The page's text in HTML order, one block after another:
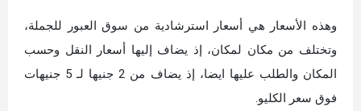
وهذه الأسعار هي أسعار استرشادية من سوق العبور للجملة،
وتختلف من مكان لمكان، إذ يضاف إليها أسعار النقل وحسب
المكان والطلب عليها ايضا، إذ يضاف من 2 جنيها لـ 5 جنيهات
فوق سعر الكليو.